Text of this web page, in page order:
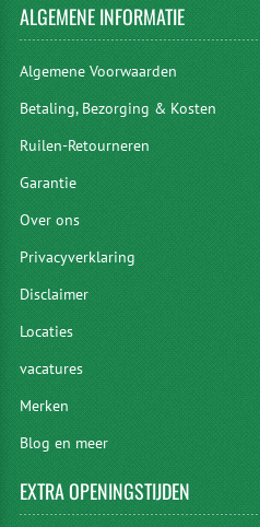
ALGEMENEINFORMATIE
Algemene Voorwaarden
Betaling, Bezorging & Kosten
Ruilen-Retourneren
Garantie
Over ons
Privacyverklaring
Disclaimer
Locaties
vacatures
Merken
Blog en meer
EXTRAOPENINGSTIJDEN